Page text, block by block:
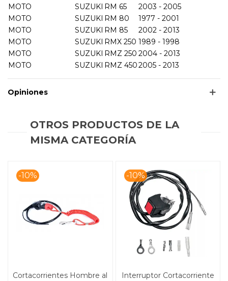
MOTO
SUZUKI RM 65
2003 - 2005
MOTO
SUZUKI RM 80
1977 - 2001
MOTO
SUZUKI RM 85
2002 - 2013
MOTO
SUZUKI RMX 250 1989 - 1998
MOTO
SUZUKI RMZ 250 2004 - 2013
MOTO
SUZUKI RMZ 4502005 - 2013
Opiniones
OTROS PRODUCTOS DE LA
MISMA CATEGORÍA
-10%
Cortacorrientes Hombre al
-10%
Interruptor Cortacorriente